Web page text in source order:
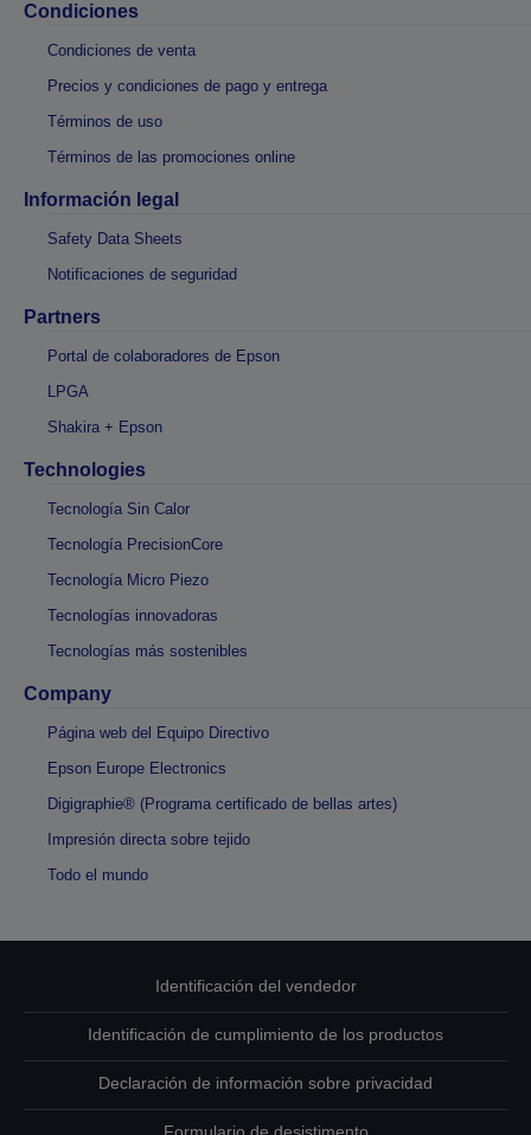
Condiciones
Condiciones de venta
Precios y condiciones de pago y entrega
Términos de uso
Términos de las promociones online
Información legal
Safety Data Sheets
Notificaciones de seguridad
Partners
Portal de colaboradores de Epson
LPGA
Shakira + Epson
Technologies
Tecnología Sin Calor
Tecnología PrecisionCore
Tecnología Micro Piezo
Tecnologías innovadoras
Tecnologías más sostenibles
Company
Página web del Equipo Directivo
Epson Europe Electronics
Digigraphie® (Programa certificado de bellas artes)
Impresión directa sobre tejido
Todo el mundo
Identificación del vendedor
Identificación de cumplimiento de los productos
Declaración de información sobre privacidad